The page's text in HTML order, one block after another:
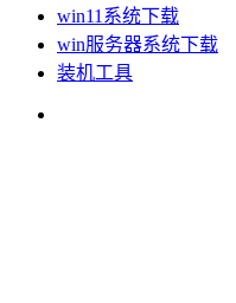
win11系统下载
win服务器系统下载
装机工具